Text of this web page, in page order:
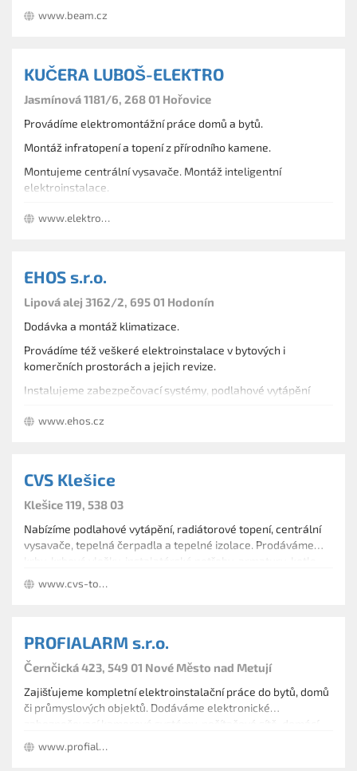
dodáváme certifikované rekuperace tepla PAUL i tepelná
čerpadla, klimatizace a odvlhčovače Electrolux.
www.beam.cz
KUČERA LUBOŠ-ELEKTRO
Jasmínová 1181/6, 268 01 Hořovice
Provádíme elektromontážní práce domů a bytů.
Montáž infratopení a topení z přírodního kamene.
Montujeme centrální vysavače. Montáž inteligentní
elektroinstalace.
www.elektrokucera.cz
EHOS s.r.o.
Lipová alej 3162/2, 695 01 Hodonín
Dodávka a montáž klimatizace.
Provádíme též veškeré elektroinstalace v bytových i
komerčních prostorách a jejich revize.
Instalujeme zabezpečovací systémy, podlahové vytápění
www.ehos.cz
CVS Klešice
Klešice 119, 538 03
Nabízíme podlahové vytápění, radiátorové topení, centrální
vysavače, tepelná čerpadla a tepelné izolace. Prodáváme
sanitární keramiku, tepelná čerpadla, nářadí.
www.cvs-top.cz
PROFIALARM s.r.o.
Černčická 423, 549 01 Nové Město nad Metují
Zajišťujeme kompletní elektroinstalační práce do bytů, domů
či průmyslových objektů. Dodáváme elektronické
telefony a centrální vysavače. Nabízíme servis i montáž
požárních systémů ZETTLER
www.profialarm.cz